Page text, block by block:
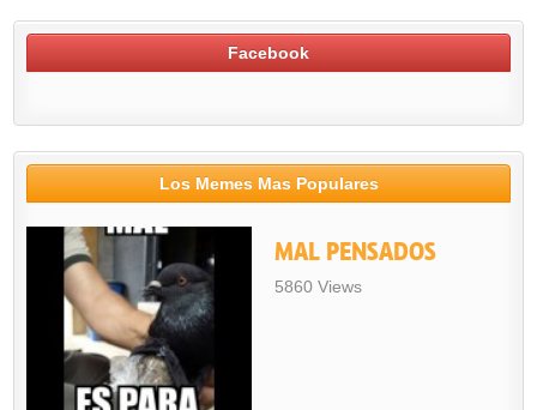
Facebook
Los Memes Mas Populares
MAL PENSADOS
5860 Views